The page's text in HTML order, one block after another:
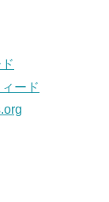
ード